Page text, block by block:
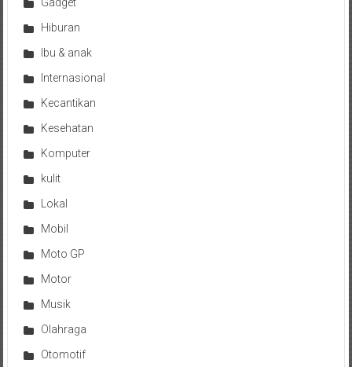
Hiburan
Ibu & anak
Internasional
Kecantikan
Kesehatan
Komputer
kulit
Lokal
Mobil
Moto GP
Motor
Musik
Olahraga
Otomotif